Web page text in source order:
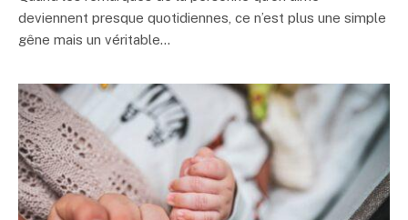
deviennent presque quotidiennes, ce n’est plus une simple
gêne mais un véritable…